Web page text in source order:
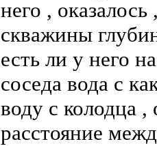
него ,
скважины
есть ли у него
соседа вода с
воду с колодца ,
расстояние